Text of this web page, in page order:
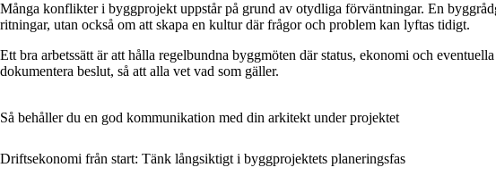
Många konflikter i byggprojekt uppstår på grund av otydliga förväntningar. En
ritningar, utan också om att skapa en kultur där frågor och problem kan lyftas tidigt.
Ett bra arbetssätt är att hålla regelbundna byggmöten där status, ekonomi och
dokumentera beslut, så att alla vet vad som gäller.
Så behåller du en god kommunikation med din arkitekt under projektet
Driftsekonomi från start: Tänk långsiktigt i byggprojektets planeringsfas